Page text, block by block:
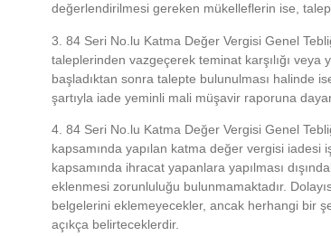
değerlendirilmesi gereken mükelleflerin ise,
3. 84 Seri No.lu Katma Değer Vergisi Genel
taleplerinden vazgeçerek teminat karşılığı
başladıktan sonra talepte bulunulması halinde
şartıyla iade yeminli mali müşavir raporuna
4. 84 Seri No.lu Katma Değer Vergisi Genel
kapsamında yapılan katma değer vergisi iadesi
kapsamında ihracat yapanlara yapılması
eklenmesi zorunluluğu bulunmamaktadır.
belgelerini eklemeyecekler, ancak herhangi bir
açıkça belirteceklerdir.